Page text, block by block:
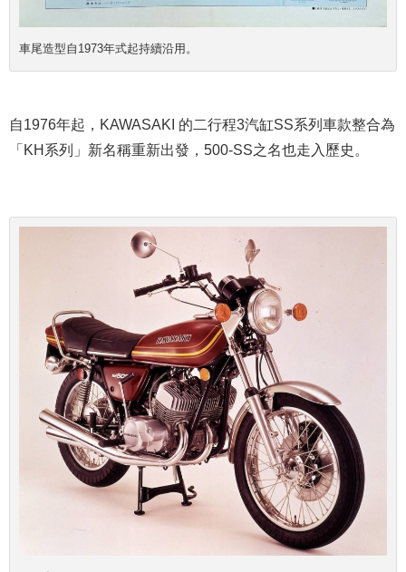
車尾造型自1973年式起持續沿用。
自1976年起，KAWASAKI 的二行程3汽缸SS系列車款整合為
「KH系列」新名稱重新出發，500-SS之名也走入歷史。